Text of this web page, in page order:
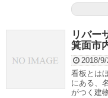
リバー
箕面市
2018/9/
看板とは
にある、
がつく建